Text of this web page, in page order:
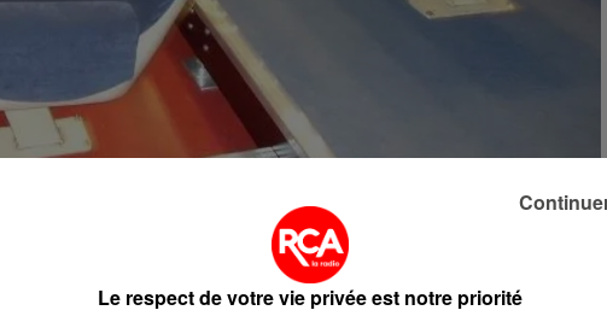
enchères plusieurs biens : 35 en tout. Des bus, des fauteuils
du mobilier sont
disponibles à la vente
Le respect de votre vie privée est notre priorité